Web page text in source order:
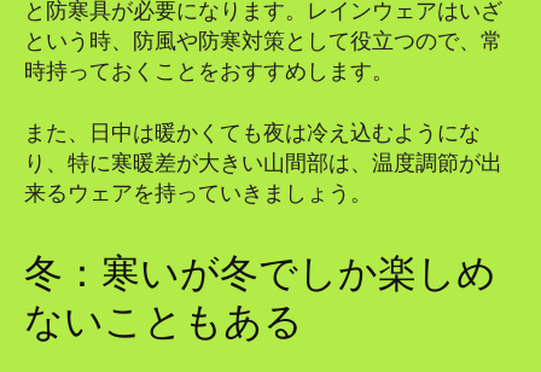
と防寒具が必要になります。レインウェアはいざ
という時、防風や防寒対策として役立つので、常
時持っておくことをおすすめします。
また、日中は暖かくても夜は冷え込むようにな
り、特に寒暖差が大きい山間部は、温度調節が出
来るウェアを持っていきましょう。
冬：寒いが冬でしか楽しめ
ないこともある